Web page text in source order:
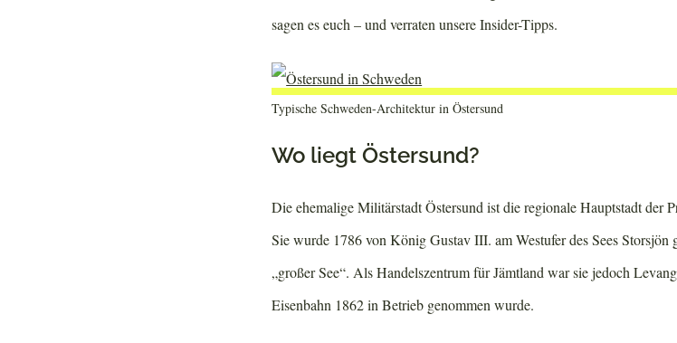
sagen es euch – und verraten unsere Insider-Tipps.
Typische Schweden-Architektur in Östersund
Wo liegt Östersund?
Die ehemalige Militärstadt Östersund ist die regionale Hauptstadt der
Sie wurde 1786 von König Gustav III. am Westufer des Sees
„großer See“. Als Handelszentrum für Jämtland war sie jedoch
Eisenbahn 1862 in Betrieb genommen wurde.